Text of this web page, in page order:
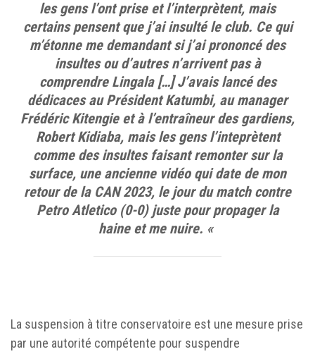
les gens l’ont prise et l’interprètent, mais
certains pensent que j’ai insulté le club. Ce qui
m’étonne me demandant si j’ai prononcé des
insultes ou d’autres n’arrivent pas à
comprendre Lingala […] J’avais lancé des
dédicaces au Président Katumbi, au manager
Frédéric Kitengie et à l’entraîneur des gardiens,
Robert Kidiaba, mais les gens l’inteprètent
comme des insultes faisant remonter sur la
surface, une ancienne vidéo qui date de mon
retour de la CAN 2023, le jour du match contre
Petro Atletico (0-0) juste pour propager la
haine et me nuire. «
La suspension à titre conservatoire est une mesure prise
par une autorité compétente pour suspendre